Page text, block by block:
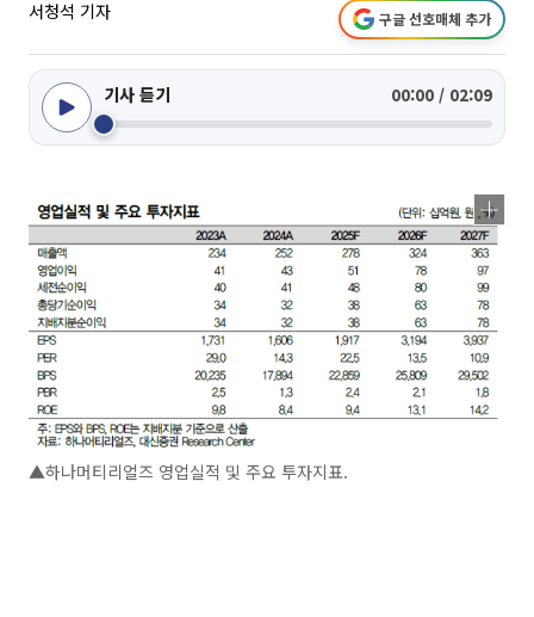
서청석 기자 구글 선호매체 추가
기사 듣기 00:00 / 02:09
▲하나머티리얼즈 영업실적 및 주요 투자지표.